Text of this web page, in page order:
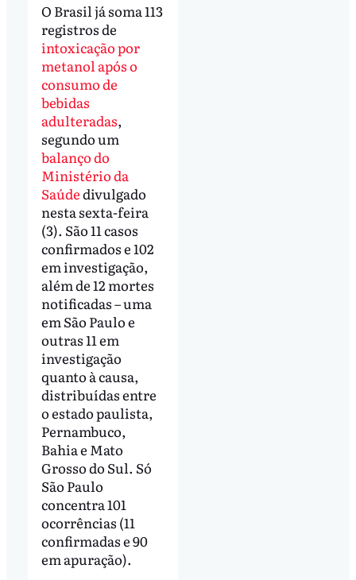
O Brasil já soma 113
registros de
intoxicação por
metanol após o
consumo de
bebidas
adulteradas,
segundo um
balanço do
Ministério da
Saúdedivulgado
nesta sexta-feira
(3). São 11 casos
confirmados e 102
em investigação,
além de 12 mortes
notificadas – uma
em São Paulo e
outras 11 em
investigação
quanto à causa,
distribuídas entre
o estado paulista,
Pernambuco,
Bahia e Mato
Grosso do Sul. Só
São Paulo
concentra 101
ocorrências (11
confirmadas e 90
em apuração).